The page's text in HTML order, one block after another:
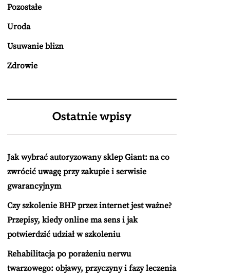
Pozostałe
Uroda
Usuwanie blizn
Zdrowie
Ostatnie wpisy
Jak wybrać autoryzowany sklep Giant: na co
zwrócić uwagę przy zakupie i serwisie
gwarancyjnym
Czy szkolenie BHP przez internet jest ważne?
Przepisy, kiedy online ma sens i jak
potwierdzić udział w szkoleniu
Rehabilitacja po porażeniu nerwu
twarzowego: objawy, przyczyny i fazy leczenia